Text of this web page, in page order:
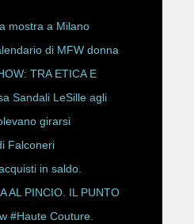
mostra a Milano
di MFW donna
TRA ETICA E
Sandali LeSille agli
girarsi
Falconeri
in saldo.
AL PINCIO. IL PUNTO
ONORATO E
#Haute Couture.